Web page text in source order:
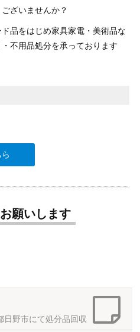
ざいませんか？
品をはじめ家具家電・美術品な
不用品処分を承っております
願いします
日野市にて処分品回収